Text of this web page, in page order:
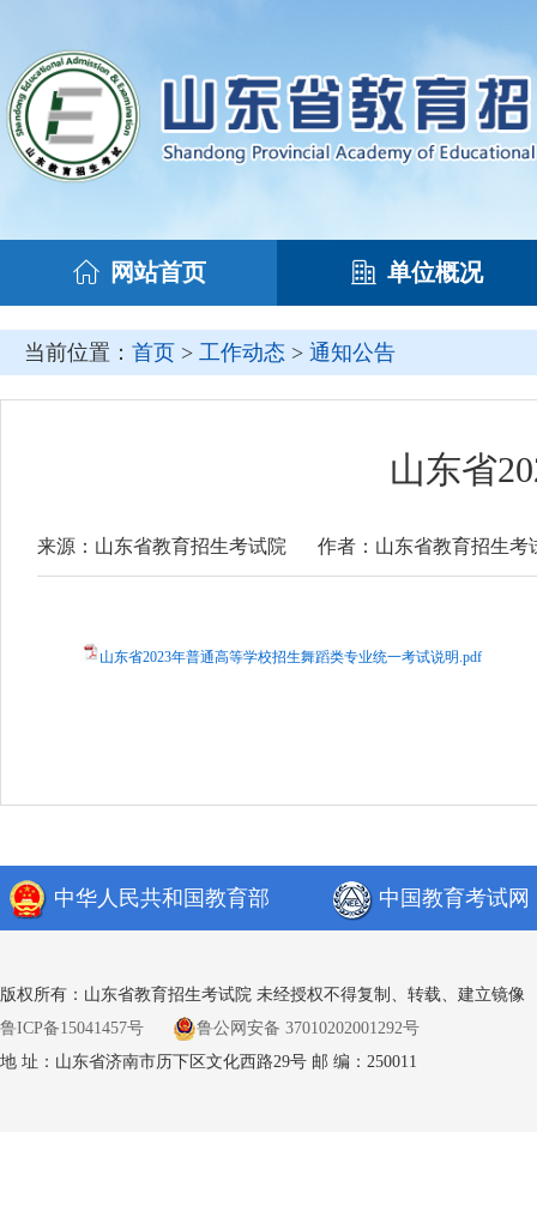
网站首页 单位概况
当前位置： 首页 > 工作动态 > 通知公告
山东省
来源：山东省教育招生考试院 作者：山东省教育招生考
山东省2023年普通高等学校招生舞蹈类专业统一考试说明.pdf
中华人民共和国教育部 中国教育考试网
版权所有：山东省教育招生考试院 未经授权不得复制、转载、建立镜像
鲁ICP备15041457号
鲁公网安备 37010202001292号
地 址：山东省济南市历下区文化西路29号 邮 编：250011